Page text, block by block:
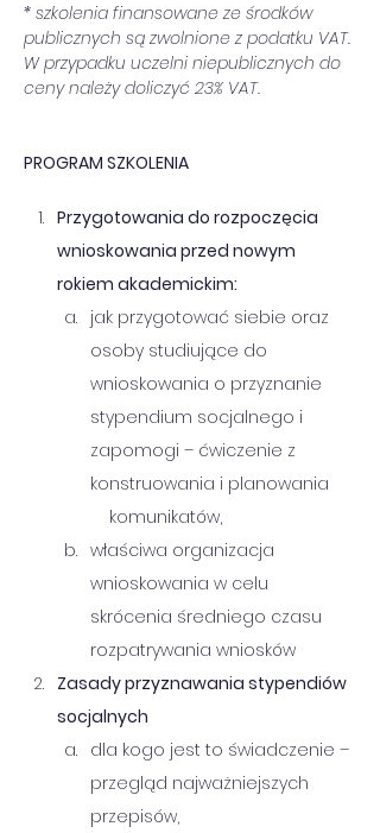
* szkolenia finansowane ze środków
publicznych są zwolnione z podatku VAT.
W przypadku uczelni niepublicznych do
ceny należy doliczyć 23% VAT.
PROGRAM SZKOLENIA
Przygotowania do rozpoczęcia
wnioskowania przed nowym
rokiem akademickim:
jak przygotować siebie oraz
osoby studiujące do
wnioskowania o przyznanie
stypendium socjalnego i
zapomogi – ćwiczenie z
konstruowania i planowania
komunikatów,
właściwa organizacja
wnioskowania w celu
skrócenia średniego czasu
rozpatrywania wniosków
Zasady przyznawania stypendiów
socjalnych
dla kogo jest to świadczenie –
przegląd najważniejszych
przepisów,